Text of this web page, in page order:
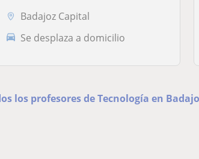
Badajoz Capital
Se desplaza a domicilio
los profesores de Tecnología en